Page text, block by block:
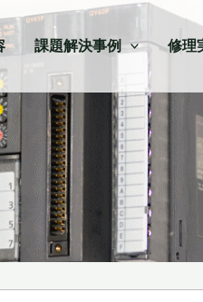
課題解決事例 修理